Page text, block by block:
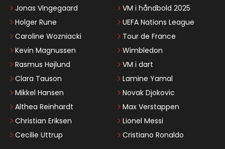
Jonas Vingegaard
Holger Rune
Caroline Wozniacki
Kevin Magnussen
Rasmus Højlund
Clara Tauson
Mikkel Hansen
Althea Reinhardt
Christian Eriksen
Cecilie Uttrup
VM i håndbold 2025
UEFA Nations League
Tour de France
Wimbledon
VM i dart
Lamine Yamal
Novak Djokovic
Max Verstappen
Lionel Messi
Cristiano Ronaldo